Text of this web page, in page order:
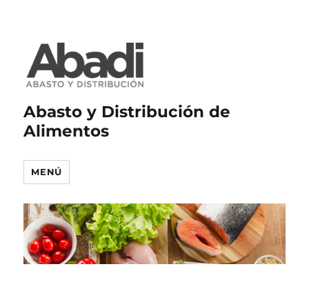
Abasto y Distribución de
Alimentos
MENÚ